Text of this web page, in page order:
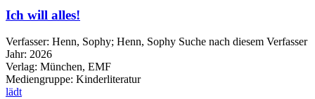
Ich will alles!
Verfasser: Henn, Sophy; Henn, Sophy Suche nach diesem Verfasser
Jahr: 2026
Verlag: München, EMF
Mediengruppe: Kinderliteratur
lädt